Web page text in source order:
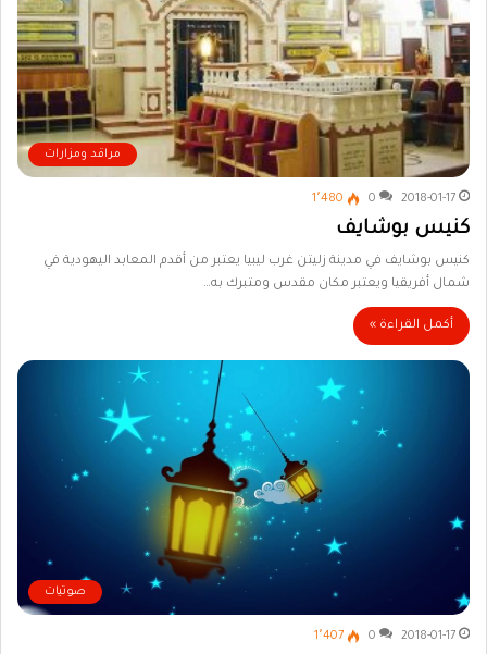
مراقد ومزارات
2018-01-17
0 1٬480
كنيس بوشايف
كنيس بوشايف في مدينة زليتن غرب ليبيا يعتبر من أقدم المعابد اليهودية في
شمال أفريقيا ويعتبر مكان مقدس ومتبرك به…
أكمل القراءة »
صوتيات
2018-01-17
0 1٬407